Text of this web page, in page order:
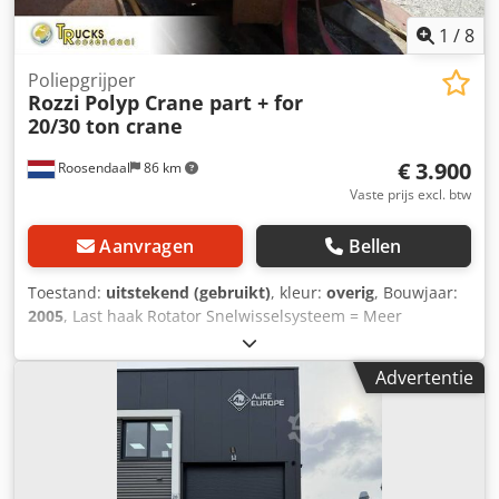
1 /8
Roosendaal 86 km
Poliepgrijper
Rozzi Polyp Crane part + for
20/30 ton crane
€ 3.900
Vaste prijs excl. btw
Aanvragen Bellen
Toestand: uitstekend (gebruikt), kleur: overig, Bouwjaar:
2005, Last haak Rotator Snelwisselsysteem = Meer
informatie = Afmetingen (LxB): 104 x 48 cm Technische
staat: zeer goed Optische staat: zeer goed Crjdpfoymqmtjx
Ah Def = Bedrijfsinformatie = Heeft u vragen of suggesties?
Neem dan gerust contact met ons op. Wij garanderen een
antwoord binnen 8 uur. Prijzen zijn exclusief btw. Aan de
verstrekte informatie kunnen geen rechten worden
ontleend. Telefoonnummer kantoor: Mobiel: Nederlands -
Advertentie